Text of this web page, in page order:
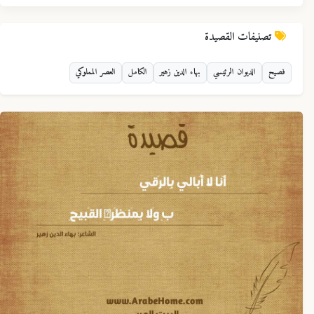
تصنيفات القصيدة
فصيح الديوان الرئيسي بهاء الدين زهير الكامل العصر المملوكي